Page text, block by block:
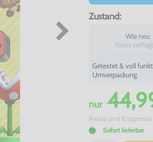
Zustand:
Wie neu
Nicht
Getestet & voll
Umverpackung
nur
Preise sind Endpreise
Sofort lieferbar